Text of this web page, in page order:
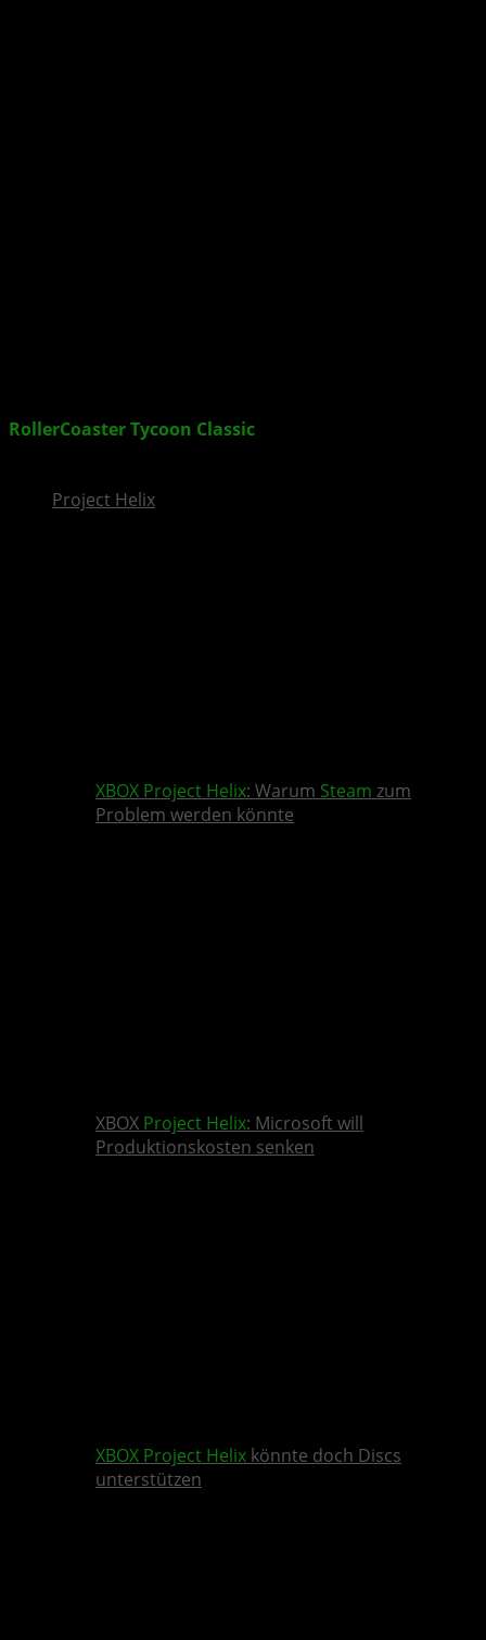
RollerCoaster Tycoon Classic
Project Helix
XBOX Project Helix: Warum Steam zum
Problem werden könnte
XBOX Project Helix: Microsoft will
Produktionskosten senken
XBOX Project Helix könnte doch Discs
unterstützen